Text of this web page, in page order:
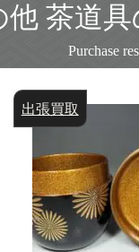
他 茶道
出張買取